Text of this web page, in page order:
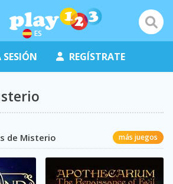
ES
REGÍSTRATE
de Misterio más juegos